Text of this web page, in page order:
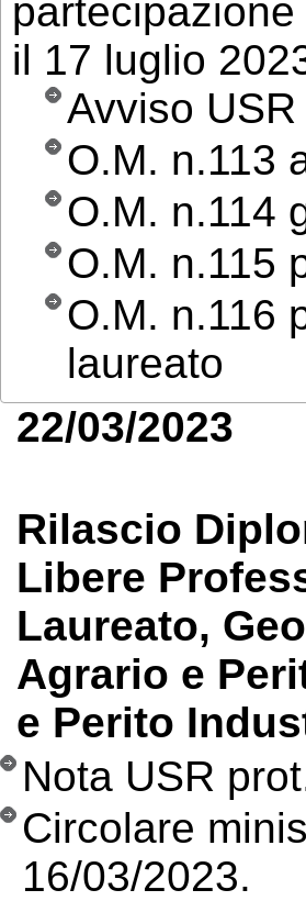
il 17 luglio
Avviso
O.M. n.113
O.M. n.114
O.M. n.115
O.M. n.116
laureato
22/03/2023
Rilascio
Libere
Laureato,
Agrario e
e Perito
Nota USR
Circolare
16/03/2023.